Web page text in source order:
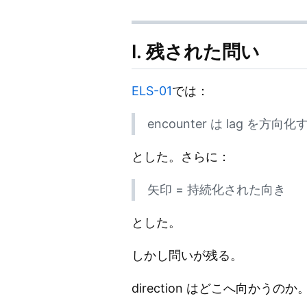
Ⅰ. 残された問い
ELS-01では：
encounter は lag を方向化
とした。さらに：
矢印 = 持続化された向き
とした。
しかし問いが残る。
direction はどこへ向かうのか